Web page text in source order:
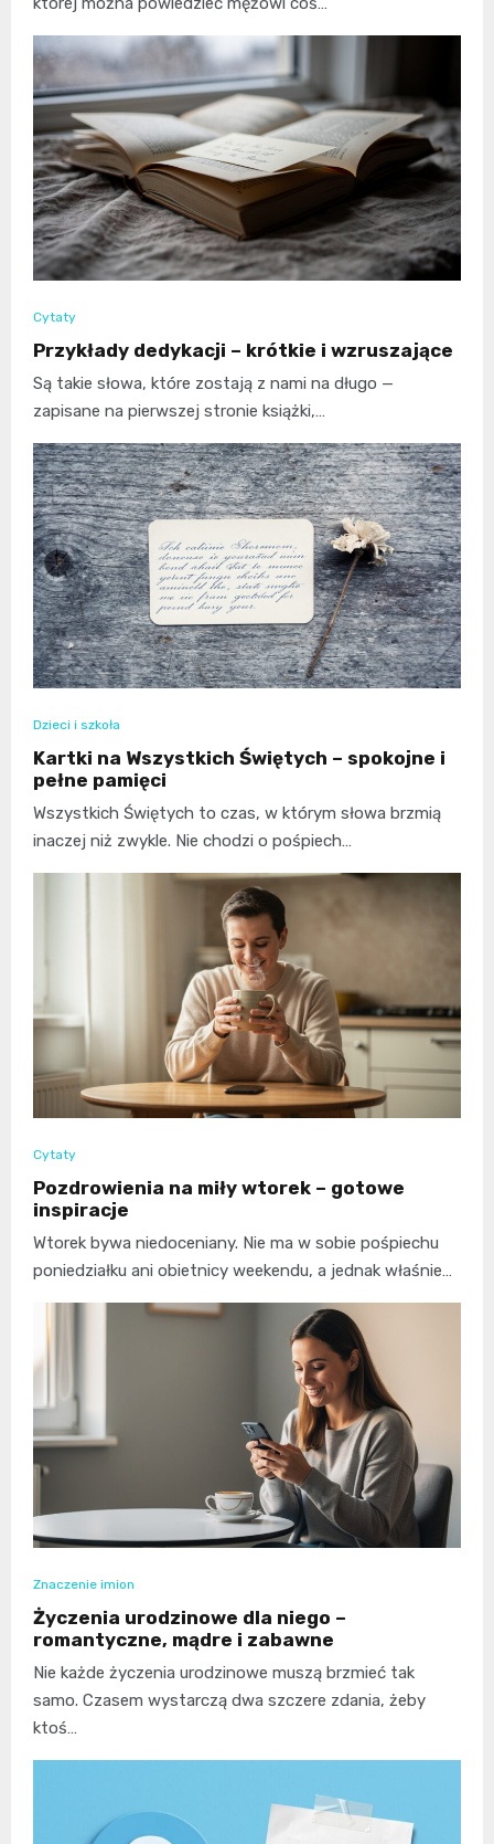
Cytaty
Przykłady dedykacji – krótkie i wzruszające
Są takie słowa, które zostają z nami na długo —
zapisane na pierwszej stronie książki,…
Dzieci i szkoła
Kartki na Wszystkich Świętych – spokojne i
pełne pamięci
Wszystkich Świętych to czas, w którym słowa brzmią
inaczej niż zwykle. Nie chodzi o pośpiech…
Cytaty
Pozdrowienia na miły wtorek – gotowe
inspiracje
Wtorek bywa niedoceniany. Nie ma w sobie pośpiechu
poniedziałku ani obietnicy weekendu, a jednak właśnie…
Znaczenie imion
Życzenia urodzinowe dla niego –
romantyczne, mądre i zabawne
Nie każde życzenia urodzinowe muszą brzmieć tak
samo. Czasem wystarczą dwa szczere zdania, żeby
ktoś…